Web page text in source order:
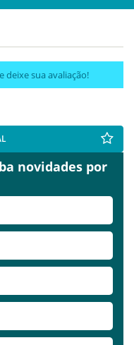
deixe sua avaliação!
novidades por